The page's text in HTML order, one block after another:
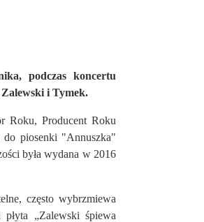
podczas koncertu
Zalewski i Tymek.
Roku, Producent Roku
piosenki "Annuszka"
była wydana w 2016
często wybrzmiewa
„Zalewski śpiewa